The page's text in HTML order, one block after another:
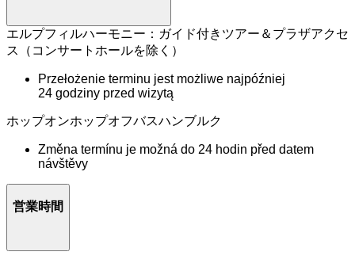
エルプフィルハーモニー：ガイド付きツアー＆プラザアクセ
ス（コンサートホールを除く）
Przełożenie terminu jest możliwe najpóźniej
24 godziny przed wizytą
ホップオンホップオフバスハンブルク
Změna termínu je možná do 24 hodin před datem
návštěvy
営業時間